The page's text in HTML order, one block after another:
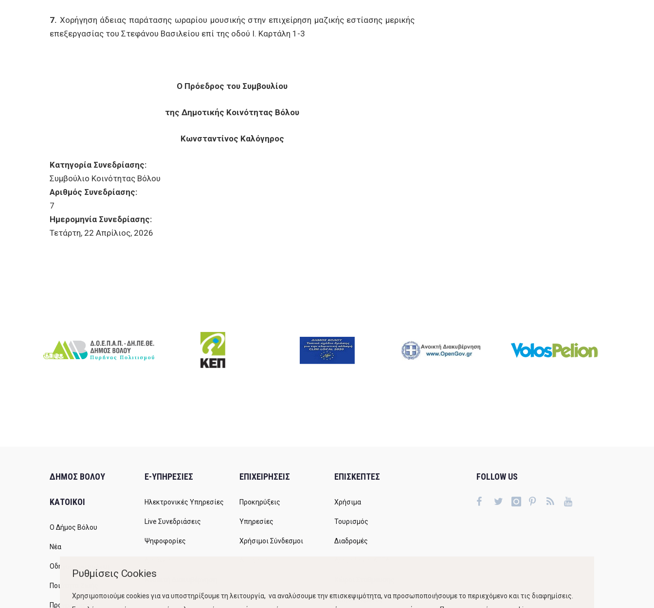
7. Χορήγηση άδειας παράτασης ωραρίου μουσικής στην επιχείρηση μαζικής εστίασης μερικής
επεξεργασίας του Στεφάνου Βασιλείου επί της οδού Ι. Καρτάλη 1-3
Ο Πρόεδρος του Συμβουλίου
της Δημοτικής Κοινότητας Βόλου
Κωνσταντίνος Καλόγηρος
Κατηγορία Συνεδρίασης:
Συμβούλιο Κοινότητας Βόλου
Αριθμός Συνεδρίασης:
7
Ημερομηνία Συνεδρίασης:
Τετάρτη, 22 Απρίλιος, 2026
ΔΗΜΟΣ ΒΟΛΟΥ
ΚΑΤΟΙΚΟΙ
Ο Δήμος Βόλου
Νέα
Οδηγός του πολίτη
Ποιότητα Ζωής
Προγράμματα
E-ΥΠΗΡΕΣΙΕΣ
Ηλεκτρονικές Υπηρεσίες
Live Συνεδριάσεις
Ψηφοφορίες
ΕΠΙΧΕΙΡΗΣΕΙΣ
Προκηρύξεις
Υπηρεσίες
Χρήσιμοι Σύνδεσμοι
ΕΠΙΣΚΕΠΤΕΣ
Χρήσιμα
Τουρισμός
Διαδρομές
Κίνηση Λιμένος
FOLLOW US
Ρυθμίσεις Cookies
Χρησιμοποιούμε cookies για να υποστηρίξουμε τη λειτουργία, να αναλύσουμε την επισκεψιμότητα, να προσωποποιήσουμε το περιεχόμενο και τις διαφημίσεις.